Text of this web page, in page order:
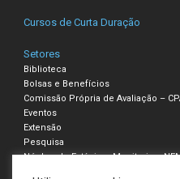
Cursos de Curta Duração
Setores
Biblioteca
Bolsas e Benefícios
Comissão Própria de Avaliação –
Eventos
Extensão
Pesquisa
Núcleo de Estágio e Monitoria –